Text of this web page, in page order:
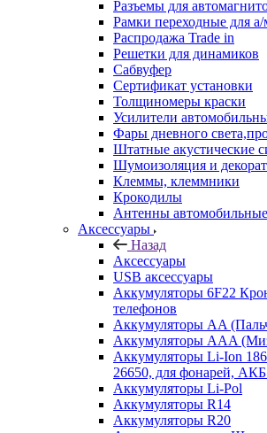
Разъемы для
Рамки переходные для
Распродажа Trade in
Решетки для динамиков
Сабвуфер
Сертификат установки
Толщиномеры краски
Усилители
Фары дневного
Штатные акустические
Шумоизоляция и
Клеммы, клеммники
Крокодилы
Антенны
Аксессуары
Назад
Аксессуары
USB аксессуары
Аккумуляторы 6F22
телефонов
Аккумуляторы AA
Аккумуляторы AAA
Аккумуляторы Li-Ion
26650, для фонарей, АКБ
Аккумуляторы Li-Pol
Аккумуляторы R14
Аккумуляторы R20